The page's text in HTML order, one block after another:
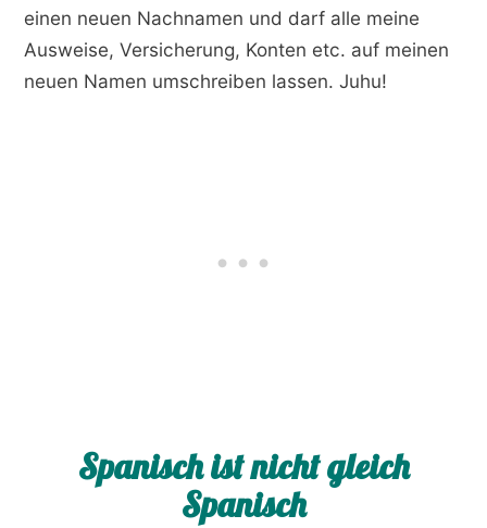
einen neuen Nachnamen und darf alle meine
Ausweise, Versicherung, Konten etc. auf meinen
neuen Namen umschreiben lassen. Juhu!
Spanisch ist nicht gleich
Spanisch